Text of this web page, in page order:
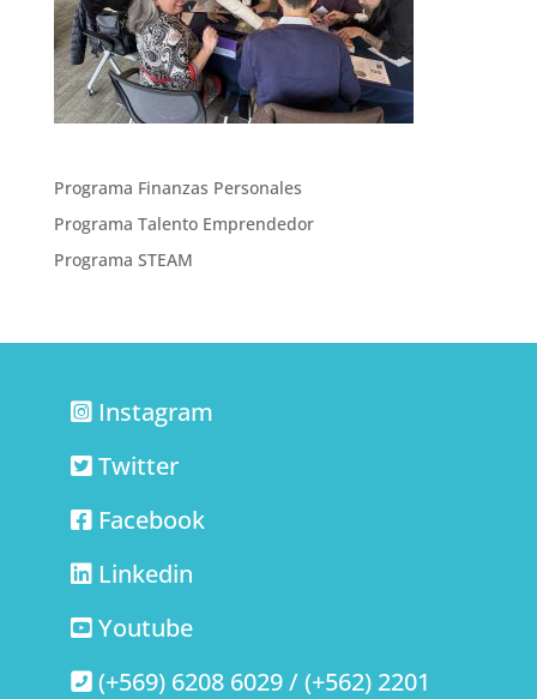
Programa Finanzas Personales
Programa Talento Emprendedor
Programa STEAM
Instagram
Twitter
Facebook
Linkedin
Youtube
(+569) 6208 6029 / (+562) 2201